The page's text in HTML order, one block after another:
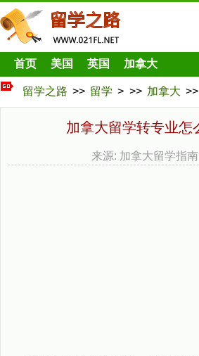
首页 美国 英国 加拿大
留学之路 >> 留学 > >> 加拿大 >>
加拿大留学转专业怎
来源: 加拿大留学指